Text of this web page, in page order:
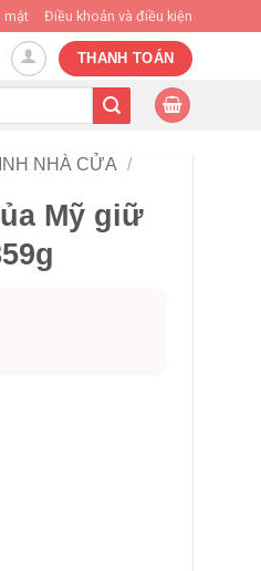
mật Điều khoản và điều kiện
THANH TOÁN
NHÀ CỬA /
Mỹ giữ